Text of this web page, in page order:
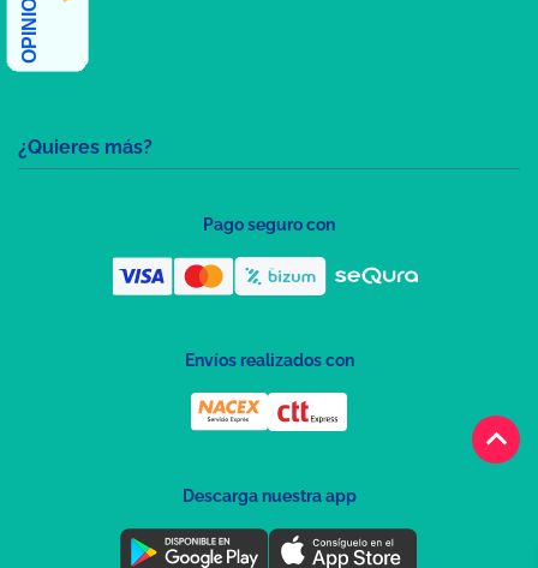
keyboard_arrow_up
¿Quieres más?
Pago seguro con
Envíos realizados con
Descarga nuestra app